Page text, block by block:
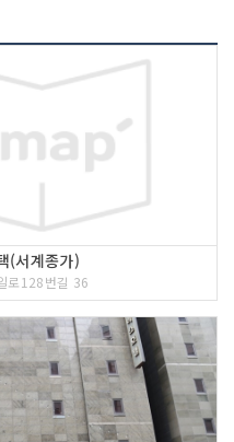
음식점들이 하나 둘 생겨
대표적 부대찌개거리는 햄,
쇠고기와 김치, 고추장, 야
혼합한 것이 특징이다.
(서계종가)
로128번길 36